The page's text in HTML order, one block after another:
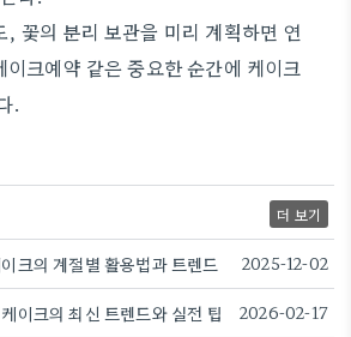
꽃의 분리 보관을 미리 계획하면 연
이크예약 같은 중요한 순간에 케이크
.
더 보기
크의 계절별 활용법과 트렌드 2025-12-02
이크의 최신 트렌드와 실전 팁 2026-02-17